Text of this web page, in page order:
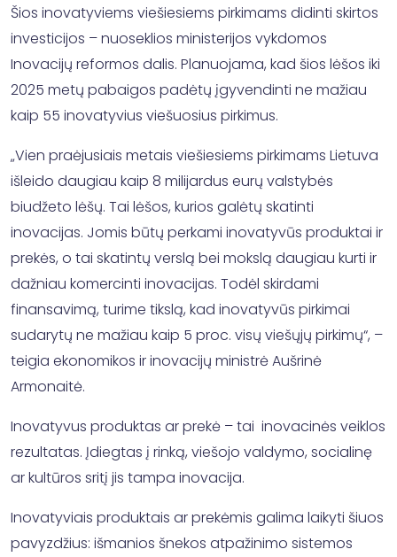
Šios inovatyviems viešiesiems pirkimams didinti skirtos
investicijos – nuoseklios ministerijos vykdomos
Inovacijų reformos dalis. Planuojama, kad šios lėšos iki
2025 metų pabaigos padėtų įgyvendinti ne mažiau
kaip 55 inovatyvius viešuosius pirkimus.
„Vien praėjusiais metais viešiesiems pirkimams Lietuva
išleido daugiau kaip 8 milijardus eurų valstybės
biudžeto lėšų. Tai lėšos, kurios galėtų skatinti
inovacijas. Jomis būtų perkami inovatyvūs produktai ir
prekės, o tai skatintų verslą bei mokslą daugiau kurti ir
dažniau komercinti inovacijas. Todėl skirdami
finansavimą, turime tikslą, kad inovatyvūs pirkimai
sudarytų ne mažiau kaip 5 proc. visų viešųjų pirkimų“, –
teigia ekonomikos ir inovacijų ministrė Aušrinė
Armonaitė.
Inovatyvus produktas ar prekė – tai inovacinės veiklos
rezultatas. Įdiegtas į rinką, viešojo valdymo, socialinę
ar kultūros sritį jis tampa inovacija.
Inovatyviais produktais ar prekėmis galima laikyti šiuos
pavyzdžius: išmanios šnekos atpažinimo sistemos